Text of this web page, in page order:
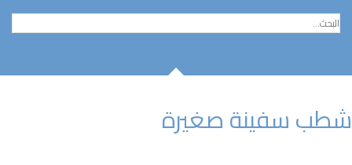
إعلانات ومناقصات
المكتبة الالكترونية
شطب سفينة صغيرة